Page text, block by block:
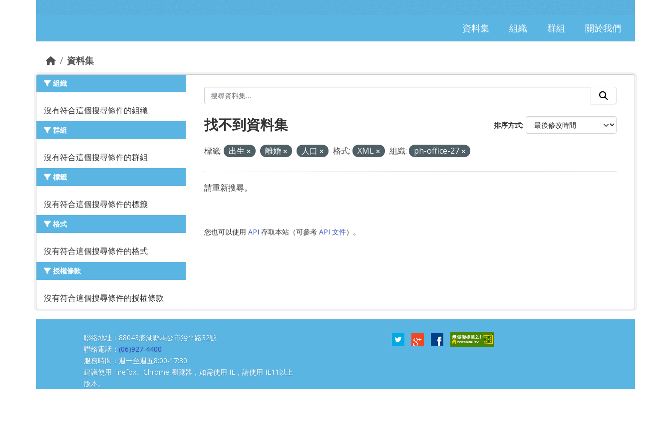
資料集 組織 群組 關於我們
資料集
組織
沒有符合這個搜尋條件的組織
群組
沒有符合這個搜尋條件的群組
標籤
沒有符合這個搜尋條件的標籤
格式
沒有符合這個搜尋條件的格式
授權條款
沒有符合這個搜尋條件的授權條款
排序方式
找不到資料集
標籤: 出生 離婚 人口 格式: XML 組織: ph-office-27
請重新搜尋。
您也可以使用 API 存取本站（可參考 API 文件）。
聯絡地址：88043澎湖縣馬公市治平路32號
聯絡電話： (06)927-4400
服務時間：週一至週五8:00-17:30
建議使用 Firefox、Chrome 瀏覽器，如需使用 IE，請使用 IE11以上
版本。